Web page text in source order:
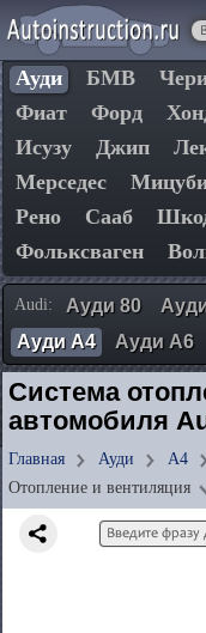
Ауди БМВ
Фиат
Форд
Исузу
Джип
Мерседес
Рено
Сааб
Фольксваген
Audi: Ауди 80
Ауди А4
Ауди А6
Система
автомобиля
Главная Ауди А4
Отопление и вентиляция